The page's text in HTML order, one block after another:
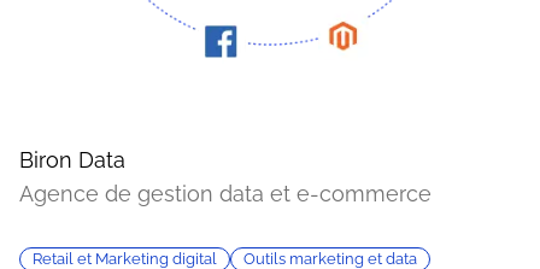
Biron Data
Agence de gestion data et e-commerce
Retail et Marketing digital Outils marketing et data